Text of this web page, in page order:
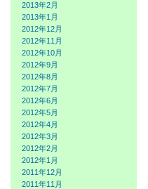
2013年2月
2013年1月
2012年12月
2012年11月
2012年10月
2012年9月
2012年8月
2012年7月
2012年6月
2012年5月
2012年4月
2012年3月
2012年2月
2012年1月
2011年12月
2011年11月